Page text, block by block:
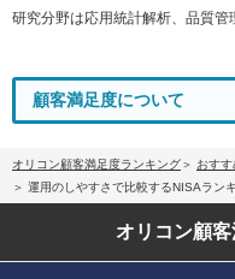
研究分野は応用統計解析、品質管
顧客満足度について
オリコン顧客満足度ランキング
おす
運用のしやすさで比較するNISAラン
オリコン顧